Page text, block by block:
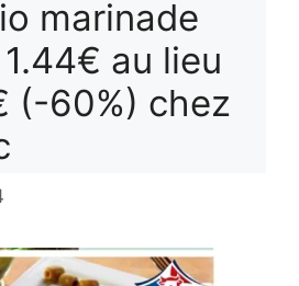
marinade
au lieu
(-60%) chez